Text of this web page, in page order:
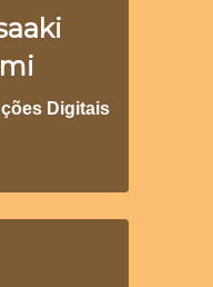
Digitais